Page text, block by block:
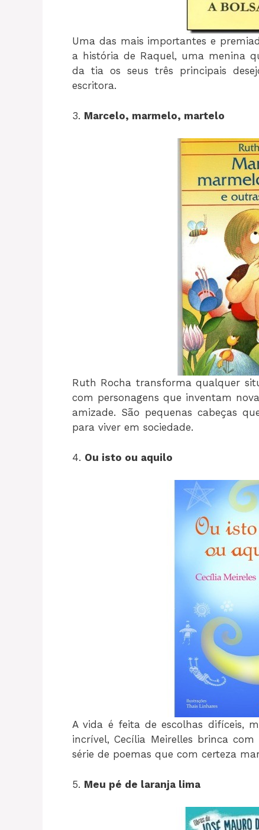
Uma das mais importantes e
a história de Raquel, uma menina
da tia os seus três principais
escritora.
3. Marcelo, marmelo, martelo
Ruth Rocha transforma qualquer
com personagens que inventam
amizade. São pequenas cabeças
para viver em sociedade.
4. Ou isto ou aquilo
A vida é feita de escolhas difíceis,
incrível, Cecília Meirelles brinca
série de poemas que com certeza
5. Meu pé de laranja lima